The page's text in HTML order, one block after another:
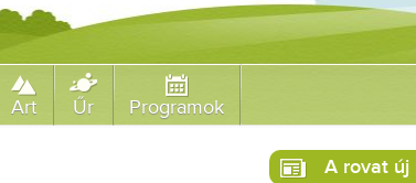
Art Űr Programok
A rovat új